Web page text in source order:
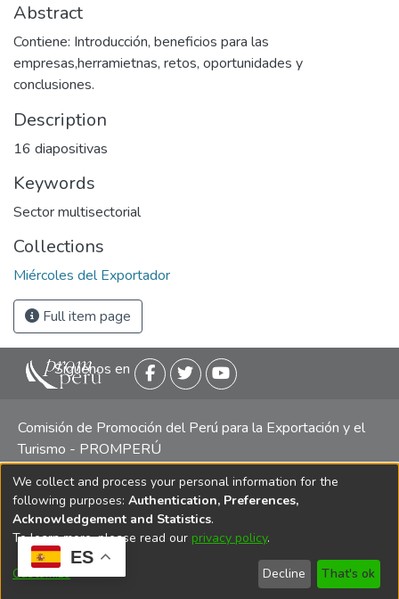
ES
Abstract
Contiene: Introducción, beneficios para las
empresas,herramietnas, retos, oportunidades y
conclusiones.
Description
16 diapositivas
Keywords
Sector multisectorial
Collections
Miércoles del Exportador
Full item page
Siguenos en
Comisión de Promoción del Perú para la Exportación y el
Turismo - PROMPERÚ
Central telefónica: (511) 616 7300 / 616 7400 Calle Uno
Oeste 50, Edificio Mincetur, Pisos 13 y 14, San Isidro -
Lima
Copyright 2025 PROMPERÚ
We collect and process your personal information for the
following purposes: Authentication, Preferences,
Acknowledgement and Statistics.
To learn more, please read our privacy policy.
Customize Decline That's ok